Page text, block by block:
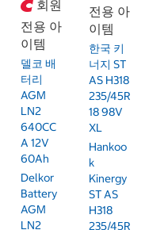
회원
전용 아
이템
델코 배
터리
AGM
LN2
640CC
A 12V
60Ah
Delkor
Battery
AGM
LN2
전용 아
이템
한국 키
너지 ST
AS H318
235/45R
18 98V
XL
Hankoo
K
Kinergy
ST AS
H318
235/45R